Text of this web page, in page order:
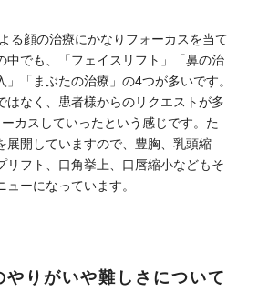
る顔の治療にかなりフォーカスを当て
中でも、「フェイスリフト」「鼻の治
「まぶたの治療」の4つが多いです。
はなく、患者様からのリクエストが多
カスしていったという感じです。た
展開していますので、豊胸、乳頭縮
リフト、口角挙上、口唇縮小などもそ
ーになっています。
りがいや難しさについて